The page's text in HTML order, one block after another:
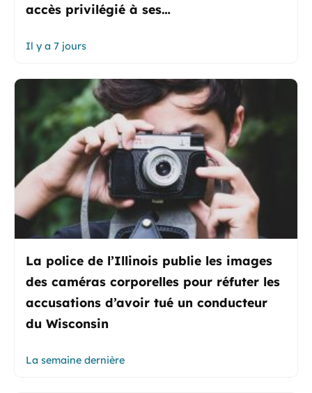
accès privilégié à ses…
Il y a 7 jours
La police de l’Illinois publie les images
des caméras corporelles pour réfuter les
accusations d’avoir tué un conducteur
du Wisconsin
La semaine dernière